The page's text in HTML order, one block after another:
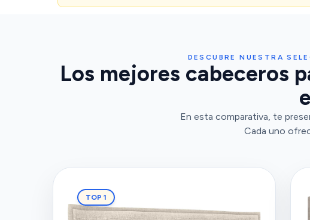
DESCUBRE NUESTRA
Los mejores cabeceros
En esta comparativa, te
Cada uno
TOP 1